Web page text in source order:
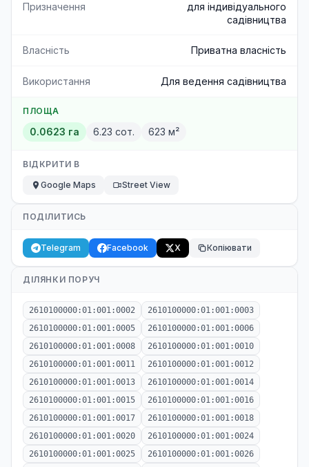
Призначення
для індивідуального
садівництва
Власність Приватна власність
Використання Для ведення садівництва
ПЛОЩА
0.0623 га 6.23 сот. 623 м²
ВІДКРИТИ В
Google Maps
Street View
ПОДІЛИТИСЬ
Telegram Facebook X Копіювати
ДІЛЯНКИ ПОРУЧ
2610100000:01:001:0002
2610100000:01:001:0003
2610100000:01:001:0005
2610100000:01:001:0006
2610100000:01:001:0008
2610100000:01:001:0010
2610100000:01:001:0011
2610100000:01:001:0012
2610100000:01:001:0013
2610100000:01:001:0014
2610100000:01:001:0015
2610100000:01:001:0016
2610100000:01:001:0017
2610100000:01:001:0018
2610100000:01:001:0020
2610100000:01:001:0024
2610100000:01:001:0025
2610100000:01:001:0026